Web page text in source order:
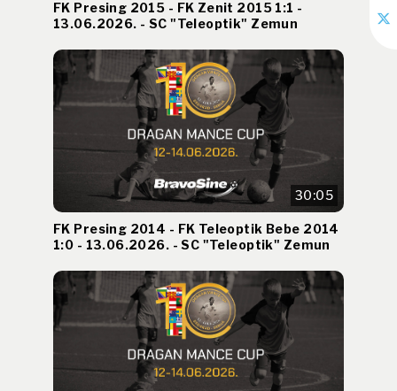
FK Presing 2015 - FK Zenit 2015 1:1 -
13.06.2026. - SC "Teleoptik" Zemun
30:05
FK Presing 2014 - FK Teleoptik Bebe 2014
1:0 - 13.06.2026. - SC "Teleoptik" Zemun